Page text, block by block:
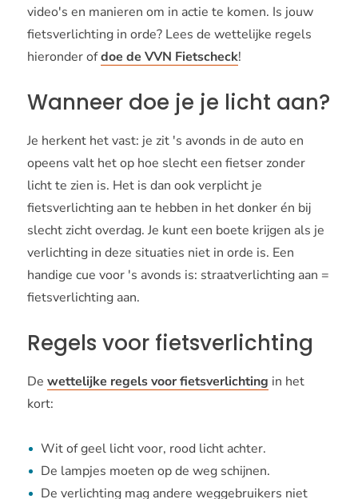
video's en manieren om in actie te komen. Is jouw
fietsverlichting in orde? Lees de wettelijke regels
hieronder ofdoe de VVN Fietscheck!
Wanneer doe je je licht aan?
Je herkent het vast: je zit 's avonds in de auto en
opeens valt het op hoe slecht een fietser zonder
licht te zien is. Het is dan ook verplicht je
fietsverlichting aan te hebben in het donker én bij
slecht zicht overdag. Je kunt een boete krijgen als je
verlichting in deze situaties niet in orde is. Een
handige cue voor 's avonds is: straatverlichting aan =
fietsverlichting aan.
Regels voor fietsverlichting
De wettelijke regels voor fietsverlichting in het
kort:
Wit of geel licht voor, rood licht achter.
De lampjes moeten op de weg schijnen.
De verlichting mag andere weggebruikers niet